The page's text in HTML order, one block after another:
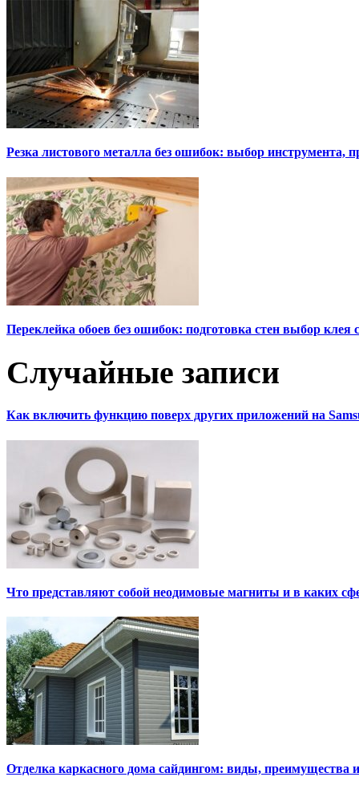
Резка листового металла без ошибок: выбор инструмента,
Переклейка обоев без ошибок: подготовка стен выбор клея
Случайные записи
Как включить функцию поверх других приложений на
Что представляют собой неодимовые магниты и в каких
Отделка каркасного дома сайдингом: виды, преимущества